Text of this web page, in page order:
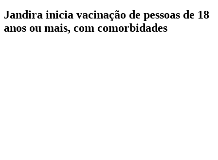
Jandira inicia vacinação de pessoas de 18
anos ou mais, com comorbidades